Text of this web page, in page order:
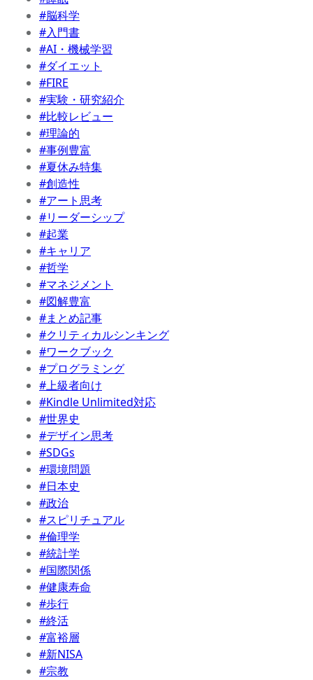
#脳科学
#入門書
#AI・機械学習
#ダイエット
#FIRE
#実験・研究紹介
#比較レビュー
#理論的
#事例豊富
#夏休み特集
#創造性
#アート思考
#リーダーシップ
#起業
#キャリア
#哲学
#マネジメント
#図解豊富
#まとめ記事
#クリティカルシンキング
#ワークブック
#プログラミング
#上級者向け
#Kindle Unlimited対応
#世界史
#デザイン思考
#SDGs
#環境問題
#日本史
#政治
#スピリチュアル
#倫理学
#統計学
#国際関係
#健康寿命
#歩行
#終活
#富裕層
#新NISA
#宗教